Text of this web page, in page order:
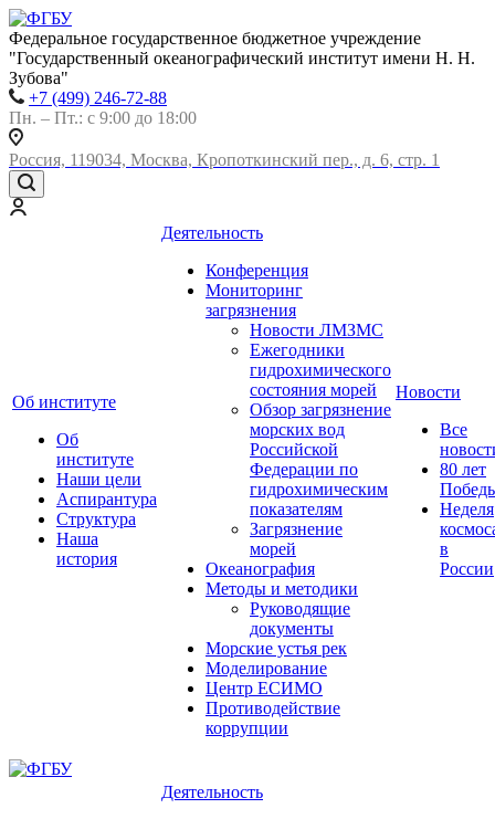
Федеральное государственное бюджетное учреждение
"Государственный океанографический институт имени Н. Н.
Зубова"
+7 (499) 246-72-88
Пн. – Пт.: с 9:00 до 18:00
Россия, 119034, Москва, Кропоткинский пер., д. 6, стр. 1
Об институте
Об
институте
Наши цели
Аспирантура
Структура
Наша
история
Деятельность
Конференция
Мониторинг
загрязнения
Новости ЛМЗМС
Ежегодники
гидрохимического
состояния морей
Обзор загрязнение
морских вод
Российской
Федерации по
гидрохимическим
показателям
Загрязнение
морей
Океанография
Методы и методики
Руководящие
документы
Морские устья рек
Моделирование
Центр ЕСИМО
Противодействие
коррупции
Новости
Все
80 лет
Неделя
в
России
Деятельность